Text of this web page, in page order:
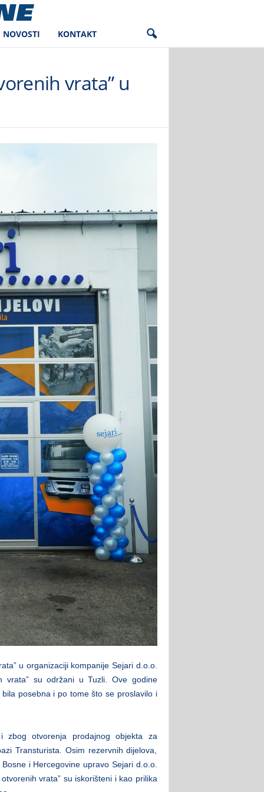
NOVOSTI KONTAKT
vrata” u
u organizaciji kompanije Sejari d.o.o.
vrata” su održani u Tuzli. Ove godine
posebna i po tome što se proslavilo i
zbog otvorenja prodajnog objekta za
Transturista. Osim rezervnih dijelova,
i Hercegovine upravo Sejari d.o.o.
vrata” su iskorišteni i kao prilika